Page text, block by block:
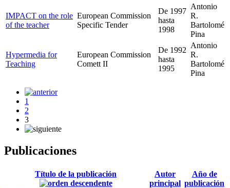
IMPACT on the role
of the teacher
European Commission
Specific Tender
De 1997
hasta
1998
Antonio
R.
Bartolomé
Pina
Hypermedia for
Teaching
European Commission
Comett II
De 1992
hasta
1995
Antonio
R.
Bartolomé
Pina
1
2
3
Publicaciones
Título de la publicación
Autor
principal
Año de
publicación